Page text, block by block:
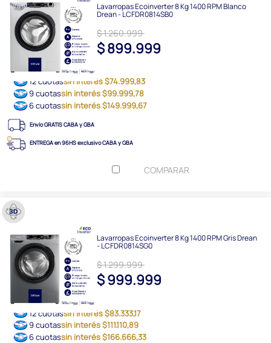
Lavarropas Ecoinverter 8 Kg 1400 RPM Blanco
Drean - LCFDR0814SB0
$ 1.260.999
$ 899.999
12 cuotassin interés $74.999,83
9 cuotassin interés $99.999,78
6 cuotassin interés $149.999,67
Envío GRATIS CABA y GBA
ENTREGA en 96HS exclusivo CABA y GBA
COMPARAR
Lavarropas Ecoinverter 8 Kg 1400 RPM Gris Drean
- LCFDR0814SG0
$ 1.299.999
$ 999.999
12 cuotassin interés $83.333,17
9 cuotassin interés $111.110,89
6 cuotassin interés $166.666,33